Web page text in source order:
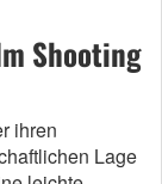
Shooting
ihren
Lage